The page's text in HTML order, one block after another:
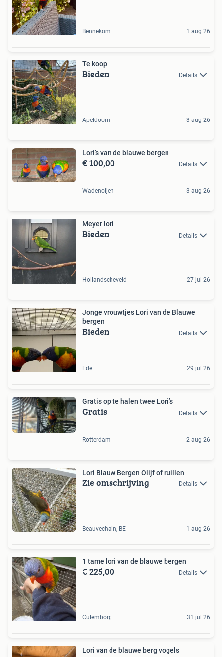
Bennekom 1 aug 26
Te koop
Bieden Details
Apeldoorn 3 aug 26
Lori’s van de blauwe bergen
€ 100,00 Details
Wadenoijen 3 aug 26
Meyer lori
Bieden Details
Hollandscheveld 27 jul 26
Jonge vrouwtjes Lori van de Blauwe
bergen
Bieden Details
Ede 29 jul 26
Gratis op te halen twee Lori’s
Gratis Details
Rotterdam 2 aug 26
Lori Blauw Bergen Olijf of ruillen
Zie omschrijving Details
Beauvechain, BE 1 aug 26
1 tame lori van de blauwe bergen
€ 225,00 Details
Culemborg 31 jul 26
Lori van de blauwe berg vogels